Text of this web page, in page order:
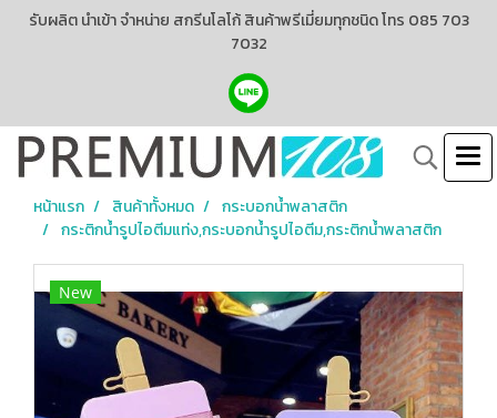
รับผลิต นำเข้า จำหน่าย สกรีนโลโก้ สินค้าพรีเมี่ยมทุกชนิด โทร 085 703
7032
หน้าแรก สินค้าทั้งหมด
กระบอกน้ำพลาสติก
กระติกน้ำรูปไอตีมแท่ง,กระบอกน้ำรูปไอตีม,กระติกน้ำพลาสติก
New